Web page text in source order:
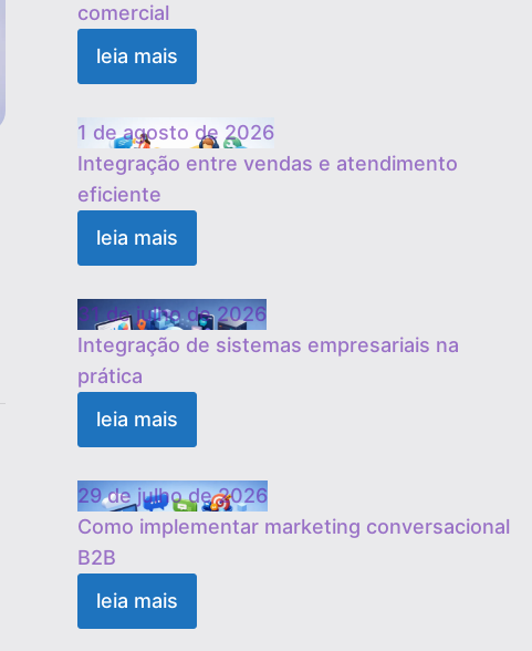
comercial
leia mais
1 de agosto de 2026
Integração entre vendas e atendimento
eficiente
leia mais
31 de julho de 2026
Integração de sistemas empresariais na
prática
leia mais
29 de julho de 2026
Como implementar marketing conversacional
B2B
leia mais